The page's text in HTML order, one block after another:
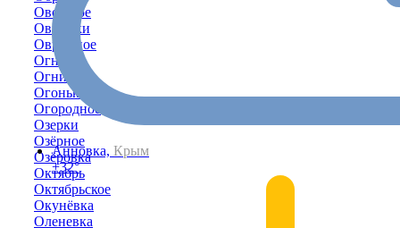
Анновка, Крым
+32°
Овощное
Овражки
Овражное
Огневое
Огни
Огоньки
Огородное
Озерки
Озёрное
Озёровка
Октябрь
Октябрьское
Окунёвка
Оленевка